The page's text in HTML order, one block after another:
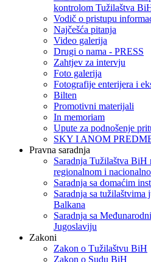
kontrolom Tužilaštva
Vodič o pristupu
Najčešća pitanja
Video galerija
Drugi o nama - PRESS
Zahtjev za intervju
Foto galerija
Fotografije enterijera i
Bilten
Promotivni materijali
In memoriam
Upute za podnošenje
SKY I ANOM
Pravna saradnja
Saradnja Tužilaštva BiH
regionalnom i
Saradnja sa domaćim
Saradnja sa tužilaštvima
Balkana
Saradnja sa
Jugoslaviju
Zakoni
Zakon o Тužilaštvu BiH
Zakon o Sudu BiH